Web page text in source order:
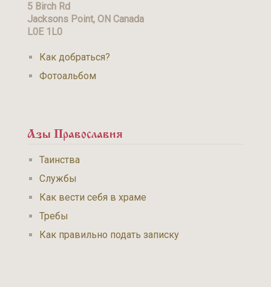
5 Birch Rd
Jacksons Point, ON Canada
L0E 1L0
Как добраться?
Фотоальбом
Азы Православия
Таинства
Службы
Как вести себя в храме
Требы
Как правильно подать записку